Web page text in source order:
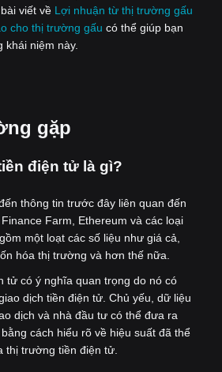
viết về Lợi nhuận từ thị trường gấu
cho thị trường gấu có thể giúp bạn
khái niệm này.
gặp
điện tử là gì?
thông tin trước đây liên quan đến
Farm, Ethereum và các loại
một loạt các số liệu như giá cả,
hóa thị trường và hơn thế nữa.
tử có ý nghĩa quan trọng do nó có
dịch tiền điện tử. Chủ yếu, dữ liệu
dịch và nhà đầu tư có thể đưa ra
cách hiểu rõ về hiệu suất đã thể
thị trường tiền điện tử.